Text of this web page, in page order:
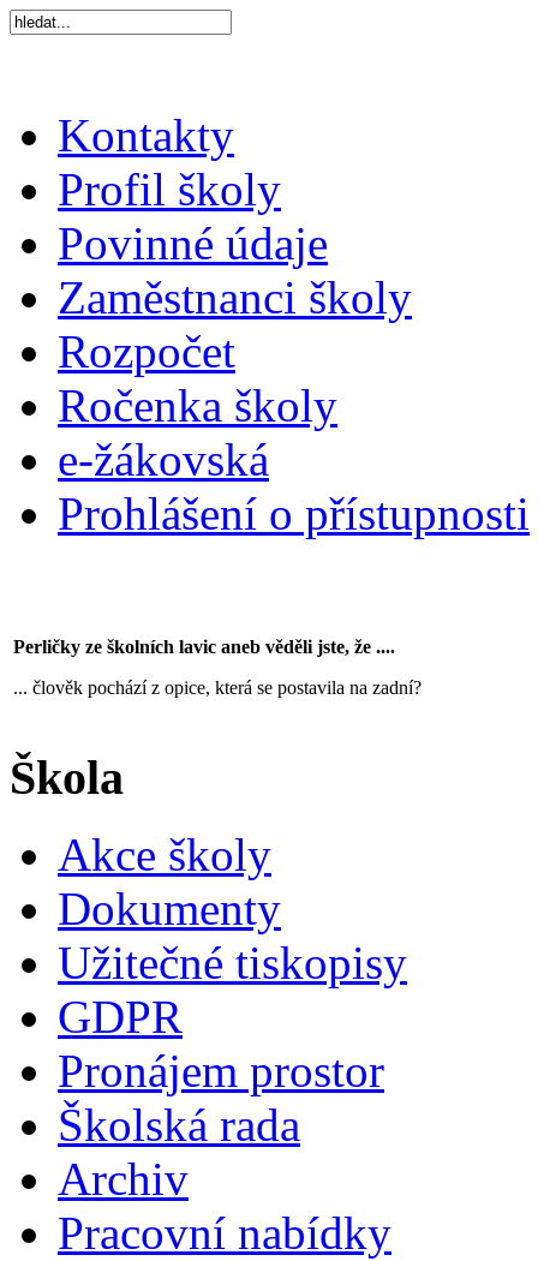
Kontakty
Profil školy
Povinné údaje
Zaměstnanci školy
Rozpočet
Ročenka školy
e-žákovská
Prohlášení o přístupnosti
Perličky ze školních lavic aneb věděli jste, že ....
... člověk pochází z opice, která se postavila na zadní?
Škola
Akce školy
Dokumenty
Užitečné tiskopisy
GDPR
Pronájem prostor
Školská rada
Archiv
Pracovní nabídky